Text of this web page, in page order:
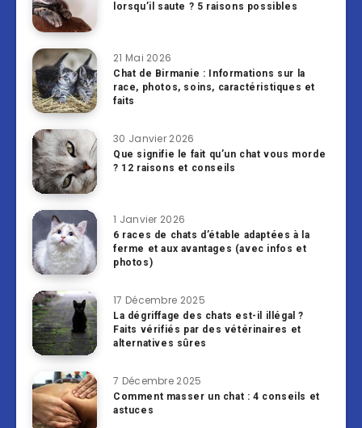
lorsqu’il saute ? 5 raisons possibles
21 Mai 2026
Chat de Birmanie : Informations sur la
race, photos, soins, caractéristiques et
faits
30 Janvier 2026
Que signifie le fait qu’un chat vous morde
? 12 raisons et conseils
1 Janvier 2026
6 races de chats d’étable adaptées à la
ferme et aux avantages (avec infos et
photos)
17 Décembre 2025
La dégriffage des chats est-il illégal ?
Faits vérifiés par des vétérinaires et
alternatives sûres
7 Décembre 2025
Comment masser un chat : 4 conseils et
astuces